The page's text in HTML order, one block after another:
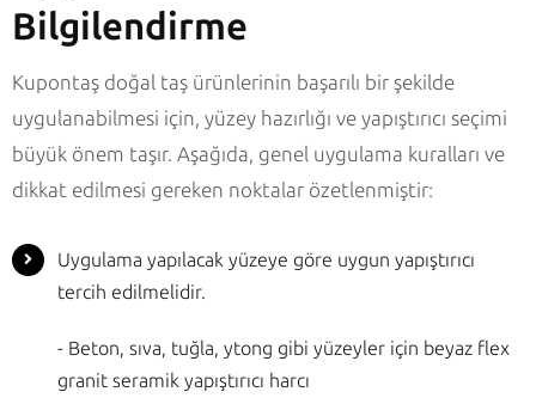
Bilgilendirme
Kupontaş doğal taş ürünlerinin başarılı bir şekilde
uygulanabilmesi için, yüzey hazırlığı ve yapıştırıcı seçimi
büyük önem taşır. Aşağıda, genel uygulama kuralları ve
dikkat edilmesi gereken noktalar özetlenmiştir:
Uygulama yapılacak yüzeye göre uygun yapıştırıcı
tercih edilmelidir.
- Beton, sıva, tuğla, ytong gibi yüzeyler için beyaz flex
granit seramik yapıştırıcı harcı